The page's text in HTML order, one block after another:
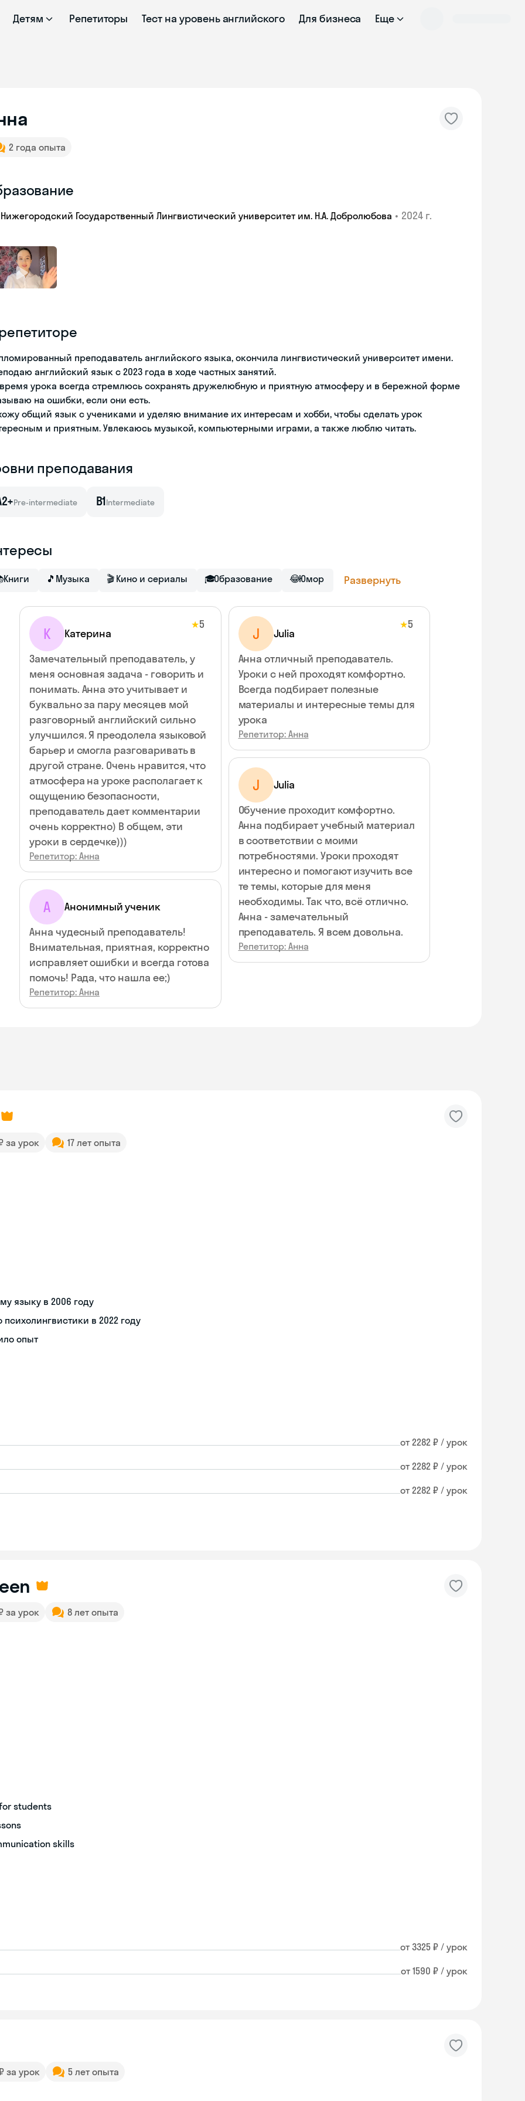
Детям Репетиторы Тест на уровень английского Для бизнеса Еще
2 года опыта
Нижегородский Государственный Лингвистический университет им. Н.А. Добролюбова • 2024 г.
преподаватель английского языка, окончила лингвистический университет имени.
английский язык с 2023 года в ходе частных занятий.
урока всегда стремлюсь сохранять дружелюбную и приятную атмосферу и в бережной форме
на ошибки, если они есть.
общий язык с учениками и уделяю внимание их интересам и хобби, чтобы сделать урок
и приятным. Увлекаюсь музыкой, компьютерными играми, а также люблю читать.
преподавания
Pre-intermediate B1Intermediate
Книги 🎵 Музыка 🎬 Кино и сериалы 🎓Образование 😂Юмор Развернуть
К Катерина
★5
Замечательный преподаватель, у
меня основная задача - говорить и
понимать. Анна это учитывает и
буквально за пару месяцев мой
разговорный английский сильно
улучшился. Я преодолела языковой
барьер и смогла разговаривать в
другой стране. Очень нравится, что
атмосфера на уроке располагает к
ощущению безопасности,
преподаватель дает комментарии
очень корректно) В общем, эти
уроки в сердечке)))
Репетитор: Анна
А
Анонимный ученик
Анна чудесный преподаватель!
Внимательная, приятная, корректно
исправляет ошибки и всегда готова
помочь! Рада, что нашла ее;)
Репетитор: Анна
J Julia
★5
Анна отличный преподаватель.
Уроки с ней проходят комфортно.
Всегда подбирает полезные
материалы и интересные темы для
урока
Репетитор: Анна
J
Julia
Обучение проходит комфортно.
Анна подбирает учебный материал
в соответствии с моими
потребностями. Уроки проходят
интересно и помогают изучить все
те темы, которые для меня
необходимы. Так что, всё отлично.
Анна - замечательный
преподаватель. Я всем довольна.
Репетитор: Анна
за урок 17 лет опыта
языку в 2006 году
в 2022 году
опыт
от 2282 ₽ / урок
от 2282 ₽ / урок
от 2282 ₽ / урок
за урок 8 лет опыта
students
skills
от 3325 ₽ / урок
от 1590 ₽ / урок
за урок 5 лет опыта